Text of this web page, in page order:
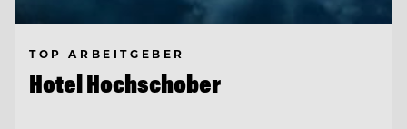
TOP ARBEITGEBER
Hotel Hochschober